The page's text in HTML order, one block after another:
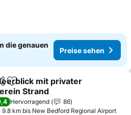
die genauen
Preise sehen
Zu Favoriten hinzufügen
mit privater
Strand
Hervorragend
86
9.8 km bis New Bedford Regional Airport